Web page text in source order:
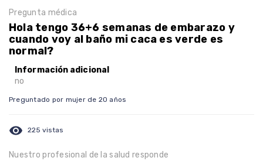
Pregunta médica
Hola tengo 36+6 semanas de embarazo y
cuando voy al baño mi caca es verde es
normal?
Información adicional
no
Preguntado por mujer de 20 años
visibility 225 vistas
Nuestro profesional de la salud responde